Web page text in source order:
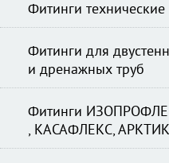
Фитинги технические
Фитинги для
и дренажных труб
Фитинги
, КАСАФЛЕКС,